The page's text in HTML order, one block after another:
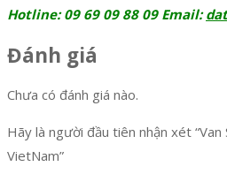
Hotline: 09 69 09 88 09 Email:
Đánh giá
Chưa có đánh giá nào.
Hãy là người đầu tiên nhận xét
VietNam”